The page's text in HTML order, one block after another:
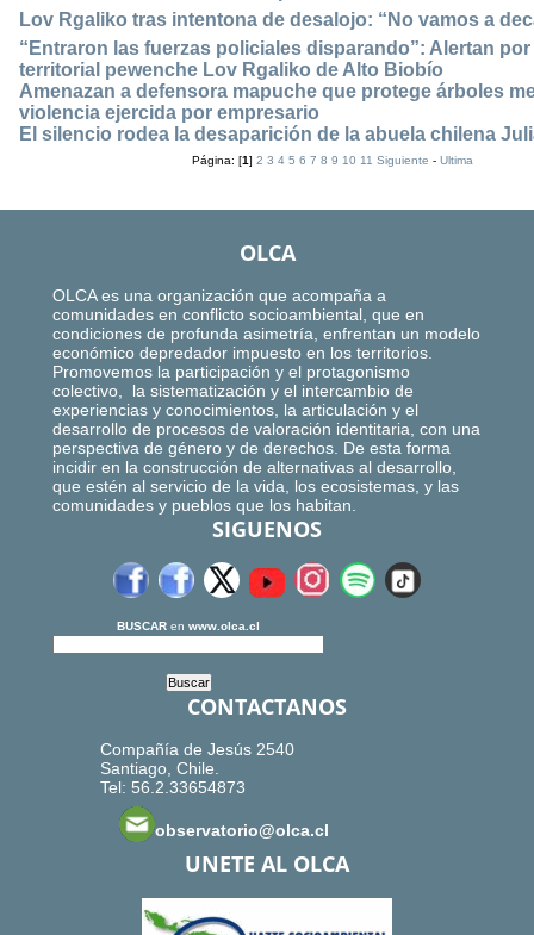
Lov Rgaliko tras intentona de desalojo: “No vamos a
“Entraron las fuerzas policiales disparando”: Alertan
territorial pewenche Lov Rgaliko de Alto Biobío
Amenazan a defensora mapuche que protege árboles
violencia ejercida por empresario
El silencio rodea la desaparición de la abuela chilena
Página: [1]2 3 4 5 6 7 8 9 10 11 Siguiente -Ultima
OLCA
OLCA es una organización que acompaña a
comunidades en conflicto socioambiental, que en
condiciones de profunda asimetría, enfrentan un modelo
económico depredador impuesto en los territorios.
Promovemos la participación y el protagonismo
colectivo, la sistematización y el intercambio de
experiencias y conocimientos, la articulación y el
desarrollo de procesos de valoración identitaria, con una
perspectiva de género y de derechos. De esta forma
incidir en la construcción de alternativas al desarrollo,
que estén al servicio de la vida, los ecosistemas, y las
comunidades y pueblos que los habitan.
SIGUENOS
BUSCAR en www.olca.cl
CONTACTANOS
Compañía de Jesús 2540
Santiago, Chile.
Tel: 56.2.33654873
observatorio@olca.cl
UNETE AL OLCA